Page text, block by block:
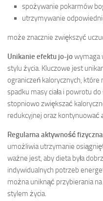
spożywanie pokarmów
utrzymywanie
może znacznie zwiększyć
Unikanie efektu jo-jowymaga
stylu życia. Kluczowe jest
ograniczeń kalorycznych,
spadku masy ciała i powrotu
stopniowo zwiększać
redukcyjnej oraz kontynuować
Regularna aktywność fizyczna
umożliwia utrzymanie
ważne jest, aby dieta była
indywidualnych potrzeb
można uniknąć przybierania
stylem życia.